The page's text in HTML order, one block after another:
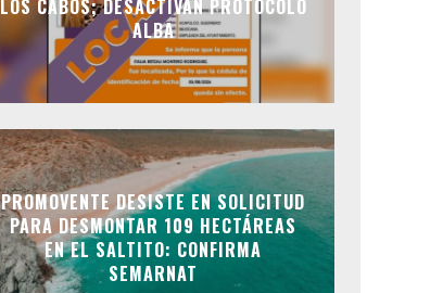
LOS CABOS; DESACTIVAN PROTOCOLO
ALBA
PROMOVENTE DESISTE EN SOLICITUD
PARA DESMONTAR 109 HECTÁREAS
EN EL SALTITO: CONFIRMA
SEMARNAT